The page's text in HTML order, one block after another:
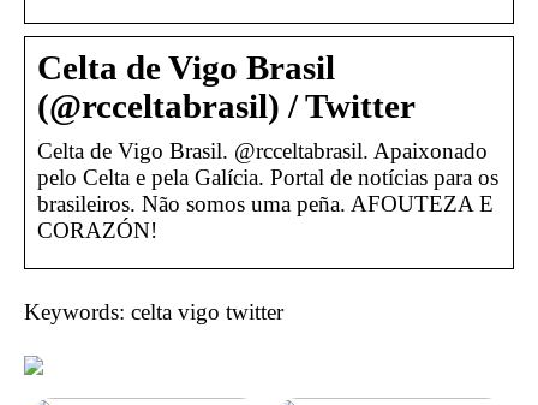
Celta de Vigo Brasil
(@rcceltabrasil) / Twitter
Celta de Vigo Brasil. @rcceltabrasil. Apaixonado
pelo Celta e pela Galícia. Portal de notícias para os
brasileiros. Não somos uma peña. AFOUTEZA E
CORAZÓN!
Keywords: celta vigo twitter